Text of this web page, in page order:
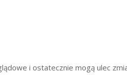
i ostatecznie mogą ulec